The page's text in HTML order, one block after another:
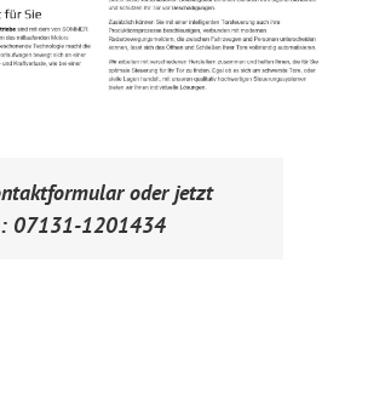
oder jetzt
07131-1201434